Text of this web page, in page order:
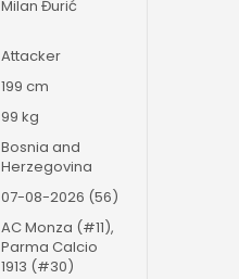
Milan Đurić
Attacker
199 cm
99 kg
Bosnia and
Herzegovina
07-08-2026 (56)
AC Monza (#11),
Parma Calcio
1913 (#30)